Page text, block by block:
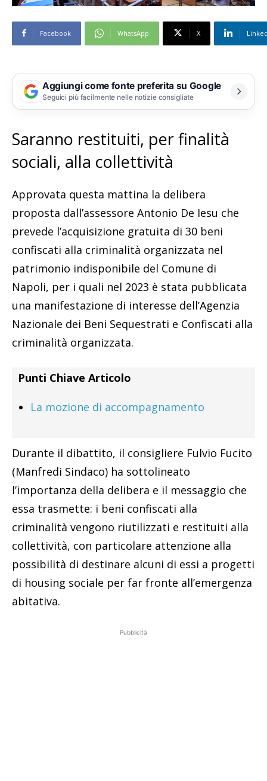
Facebook WhatsApp X
Aggiungi come fonte preferita su Google
Seguici più facilmente nelle notizie consigliate
Saranno restituiti, per finalità
sociali, alla collettività
Approvata questa mattina la delibera
proposta dall’assessore Antonio De Iesu che
prevede l’acquisizione gratuita di 30 beni
confiscati alla criminalità organizzata nel
patrimonio indisponibile del Comune di
Napoli, per i quali nel 2023 è stata pubblicata
una manifestazione di interesse dell’Agenzia
Nazionale dei Beni Sequestrati e Confiscati alla
criminalità organizzata.
Punti Chiave Articolo
La mozione di accompagnamento
Durante il dibattito, il consigliere Fulvio Fucito
(Manfredi Sindaco) ha sottolineato
l’importanza della delibera e il messaggio che
essa trasmette: i beni confiscati alla
criminalità vengono riutilizzati e restituiti alla
collettività, con particolare attenzione alla
possibilità di destinare alcuni di essi a progetti
di housing sociale per far fronte all’emergenza
abitativa.
Pubblicità